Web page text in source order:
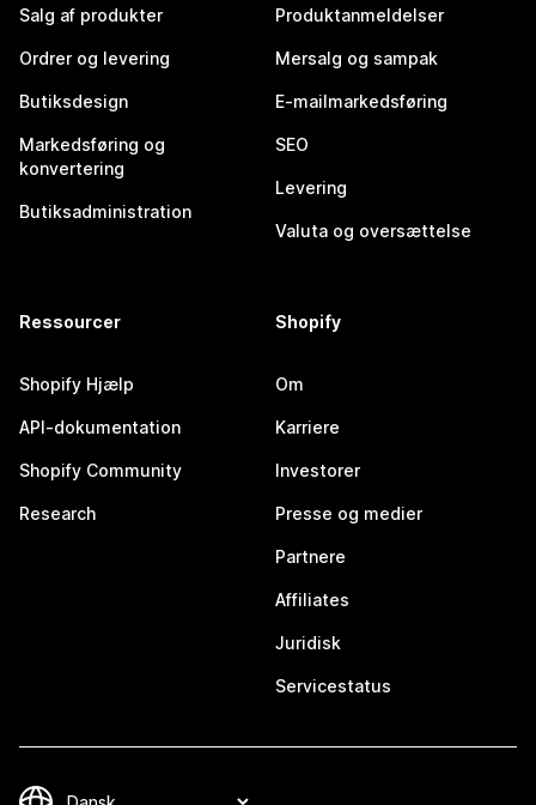
Salg af produkter
Ordrer og levering
Butiksdesign
Markedsføring og
konvertering
Butiksadministration
Produktanmeldelser
Mersalg og sampak
E-mailmarkedsføring
SEO
Levering
Valuta og oversættelse
Ressourcer
Shopify Hjælp
API-dokumentation
Shopify Community
Research
Shopify
Om
Karriere
Investorer
Presse og medier
Partnere
Affiliates
Juridisk
Servicestatus